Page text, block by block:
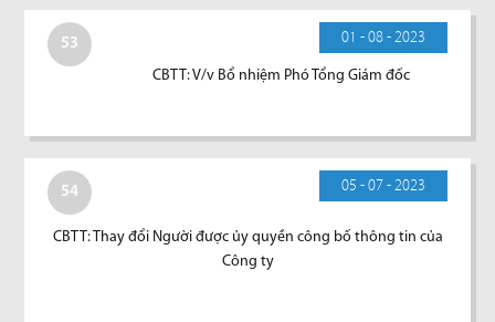
53 01 - 08 - 2023
CBTT: V/v Bổ nhiệm Phó Tổng Giám đốc
54 05 - 07 - 2023
CBTT: Thay đổi Người được ủy quyền công bố thông tin của
Công ty